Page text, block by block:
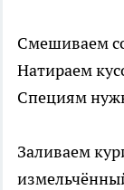
Смешиваем
Натираем
Специям
Заливаем